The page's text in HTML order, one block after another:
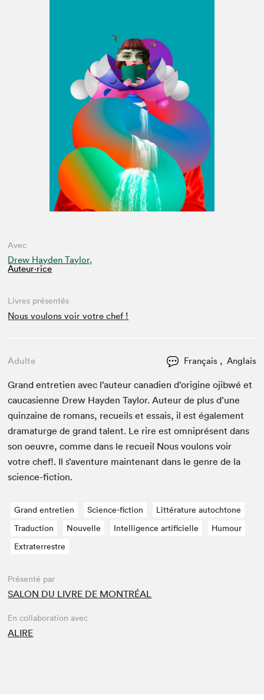
Avec
Drew Hayden Taylor,
Auteur·rice
Livres présentés
Nous voulons voir votre chef !
Adulte Français , Anglais
Grand entre­tien avec l’au­teur cana­di­en d’o­rig­ine ojib­wé et
cau­casi­enne Drew Hay­den Tay­lor. Auteur de plus d’une
quin­zaine de romans, recueils et essais, il est égale­ment
dra­maturge de grand tal­ent. Le rire est omniprésent dans
son oeu­vre, comme dans le recueil Nous voulons voir
votre chef!. Il s’aven­ture main­tenant dans le genre de la
science-fiction.
Grand entretien Science-fiction
Littérature autochtone
Traduction
Nouvelle Intelligence artificielle
Humour
Extraterrestre
Présenté par
SALON DU LIVRE DE MONTRÉAL
En collaboration avec
ALIRE